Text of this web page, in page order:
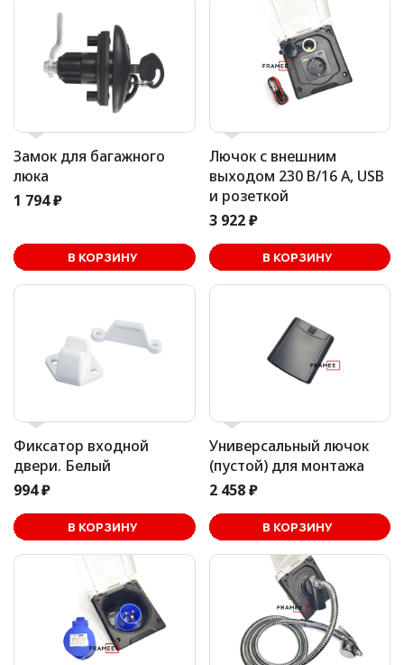
Замок для багажного
люка
1 794 ₽
В КОРЗИНУ
Лючок с внешним
выходом 230 В/16 А, USB
и розеткой
3 922 ₽
В КОРЗИНУ
В корзине
Фиксатор входной
двери. Белый
994 ₽
В КОРЗИНУ
Универсальный лючок
(пустой) для монтажа
2 458 ₽
В КОРЗИНУ
В корзине